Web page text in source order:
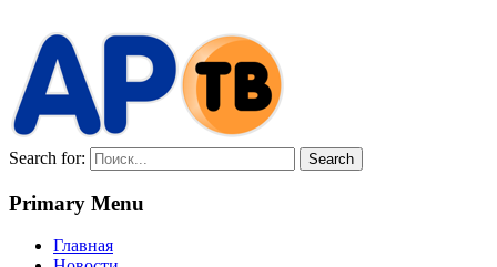
Search for:
Primary Menu
Главная